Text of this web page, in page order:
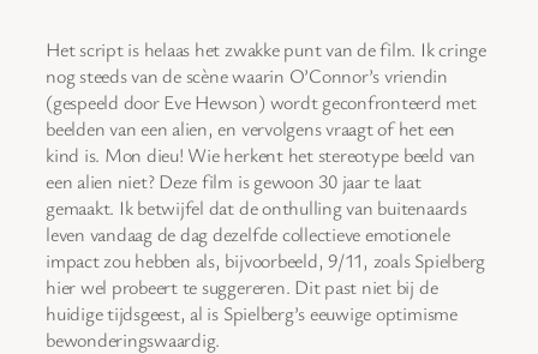
Het script is helaas het zwakke punt van de film. Ik cringe
nog steeds van de scène waarin O’Connor’s vriendin
(gespeeld door Eve Hewson) wordt geconfronteerd met
beelden van een alien, en vervolgens vraagt of het een
kind is. Mon dieu! Wie herkent het stereotype beeld van
een alien niet? Deze film is gewoon 30 jaar te laat
gemaakt. Ik betwijfel dat de onthulling van buitenaards
leven vandaag de dag dezelfde collectieve emotionele
impact zou hebben als, bijvoorbeeld, 9/11, zoals Spielberg
hier wel probeert te suggereren. Dit past niet bij de
huidige tijdsgeest, al is Spielberg’s eeuwige optimisme
bewonderingswaardig.